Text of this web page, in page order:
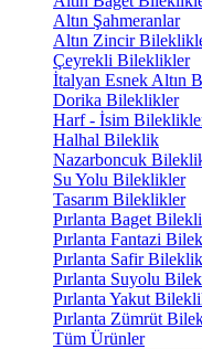
Altın Şahmeranlar
Altın Zincir
Çeyrekli Bileklikler
İtalyan Esnek Altın
Dorika Bileklikler
Harf - İsim
Halhal Bileklik
Nazarboncuk
Su Yolu Bileklikler
Tasarım Bileklikler
Pırlanta Baget
Pırlanta Fantazi
Pırlanta Safir
Pırlanta Suyolu
Pırlanta Yakut
Pırlanta Zümrüt
Tüm Ürünler